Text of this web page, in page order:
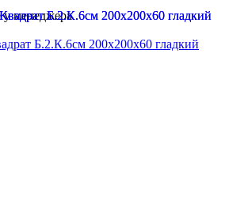
у менеджера
Б.2.К.6см 200х200х60 гладкий